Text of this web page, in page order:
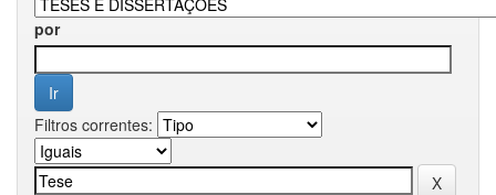
por
Filtros correntes: